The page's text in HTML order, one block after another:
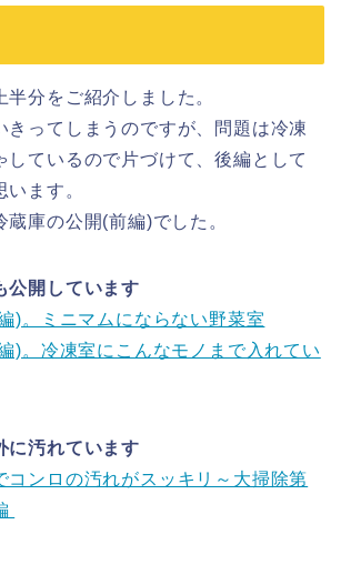
分をご紹介しました。
きってしまうのですが、問題は冷凍
しているので片づけて、後編として
ます。
蔵庫の公開(前編)でした。
公開しています
)。ミニマムにならない野菜室
)。冷凍室にこんなモノまで入れてい
に汚れています
コンロの汚れがスッキリ～大掃除第